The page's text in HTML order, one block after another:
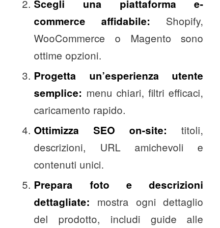
Scegli una piattaforma e-
commerce affidabile: Shopify,
WooCommerce o Magento sono
ottime opzioni.
Progetta un’esperienza utente
semplice: menu chiari, filtri efficaci,
caricamento rapido.
Ottimizza SEO on-site: titoli,
descrizioni, URL amichevoli e
contenuti unici.
Prepara foto e descrizioni
dettagliate: mostra ogni dettaglio
del prodotto, includi guide alle